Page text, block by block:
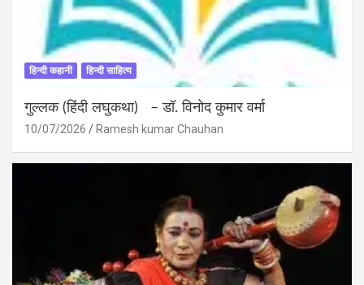
हिन्दी कहानी हिन्दी साहित्य
गुल्लक (हिंदी लघुकथा) – डॉ. विनोद कुमार वर्मा
10/07/2026 Ramesh kumar Chauhan